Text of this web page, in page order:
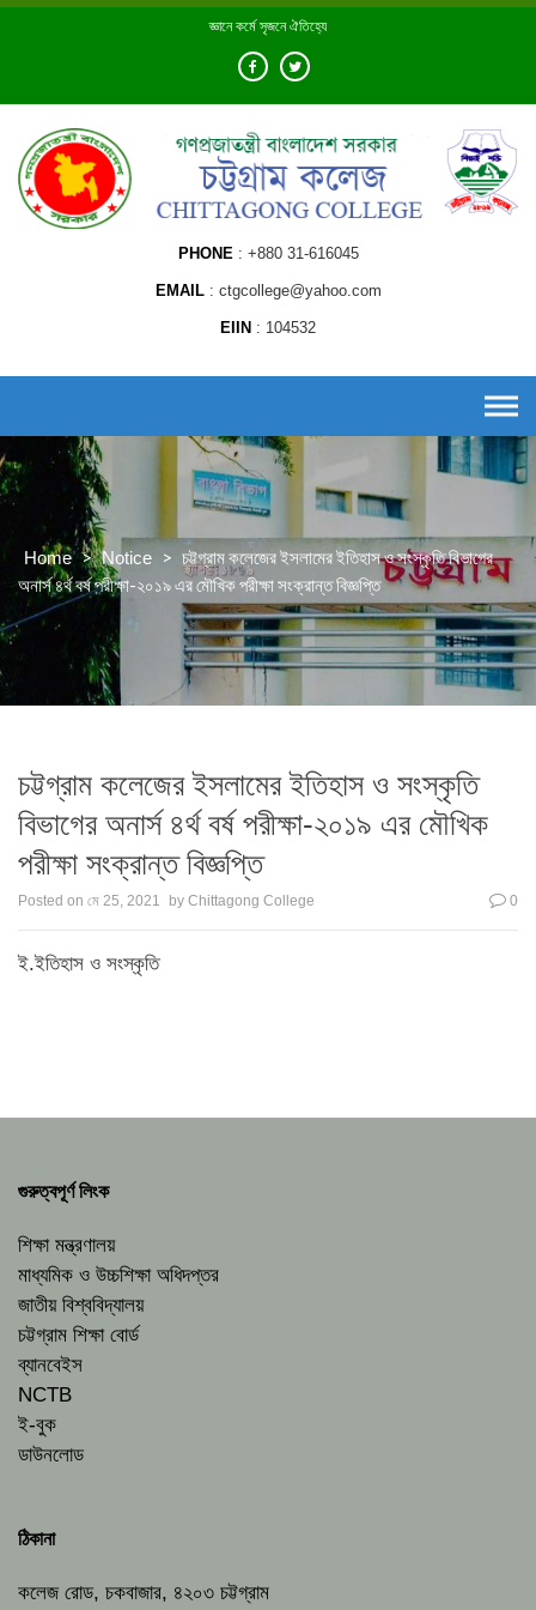
Skip
জ্ঞানে কর্মে সৃজনে ঐতিহ্যে
PHONE +880 31-616045
EMAIL ctgcollege@yahoo.com
EIIN 104532
Home > Notice > চট্টগ্রাম কলেজের ইসলামের ইতিহাস ও সংস্কৃতি বিভাগের
অনার্স ৪র্থ বর্ষ পরীক্ষা-২০১৯ এর মৌখিক পরীক্ষা সংক্রান্ত বিজ্ঞপ্তি
চট্টগ্রাম কলেজের ইসলামের ইতিহাস ও সংস্কৃতি
বিভাগের অনার্স ৪র্থ বর্ষ পরীক্ষা-২০১৯ এর মৌখিক
পরীক্ষা সংক্রান্ত বিজ্ঞপ্তি
Posted on মে 25, 2021 by Chittagong College 0
ই.ইতিহাস ও সংস্কৃতি
গুরুত্বপূর্ণ লিংক
শিক্ষা মন্ত্রণালয়
মাধ্যমিক ও উচ্চশিক্ষা অধিদপ্তর
জাতীয় বিশ্ববিদ্যালয়
চট্টগ্রাম শিক্ষা বোর্ড
ব্যানবেইস
NCTB
ই-বুক
ডাউনলোড
ঠিকানা
কলেজ রোড, চকবাজার, ৪২০৩ চট্টগ্রাম